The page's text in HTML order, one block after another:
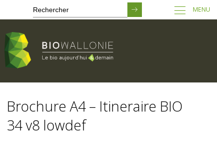
contenu
principal
MENU
Brochure A4 – Itineraire BIO
34 v8 lowdef